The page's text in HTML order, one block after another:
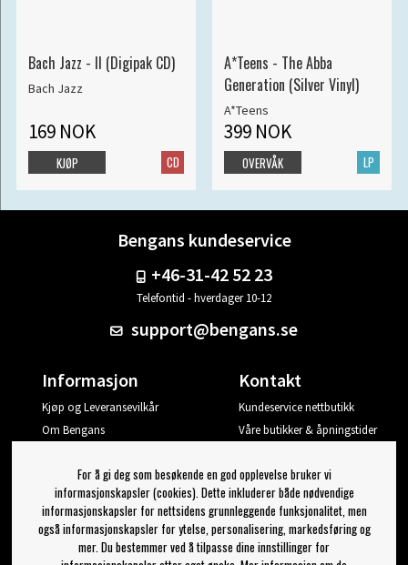
Bach Jazz - II (Digipak CD)
Bach Jazz
169 NOK
CD
KJØP
A*Teens - The Abba
Generation (Silver Vinyl)
A*Teens
399 NOK
LP
OVERVÅK
Bengans kundeservice
+46-31-42 52 23
Telefontid - hverdager 10-12
support@bengans.se
Informasjon
Kjøp og Leveransevilkår
Om Bengans
Kontakt
Kundeservice nettbutikk
Våre butikker & åpningstider
Logg ut
Jeg vil ha tips fra Bengans
OK
For å gi deg som besøkende en god opplevelse bruker vi
informasjonskapsler (cookies). Dette inkluderer både nødvendige
informasjonskapsler for nettsidens grunnleggende funksjonalitet, men
også informasjonskapsler for ytelse, personalisering, markedsføring og
mer. Du bestemmer ved å tilpasse dine innstillinger for